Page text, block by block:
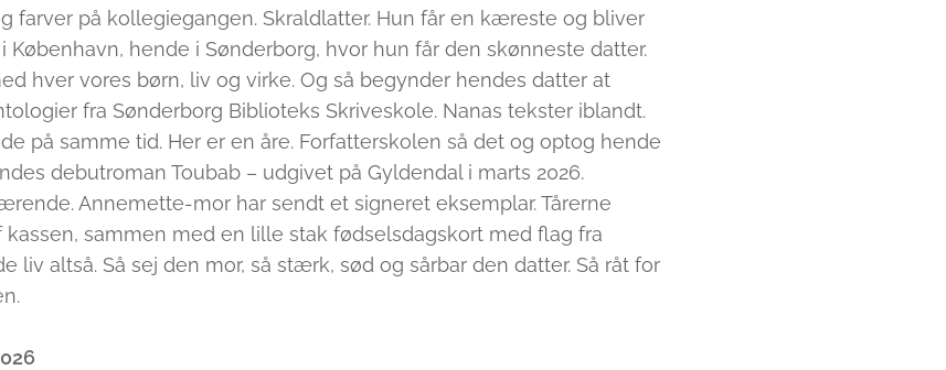
farver på kollegiegangen. Skraldlatter. Hun får en kæreste og bliver
København, hende i Sønderborg, hvor hun får den skønneste datter.
hver vores børn, liv og virke. Og så begynder hendes datter at
fra Sønderborg Biblioteks Skriveskole. Nanas tekster iblandt.
på samme tid. Her er en åre. Forfatterskolen så det og optog hende
debutroman Toubab – udgivet på Gyldendal i marts 2026.
Annemette-mor har sendt et signeret eksemplar. Tårerne
kassen, sammen med en lille stak fødselsdagskort med flag fra
liv altså. Så sej den mor, så stærk, sød og sårbar den datter. Så råt for